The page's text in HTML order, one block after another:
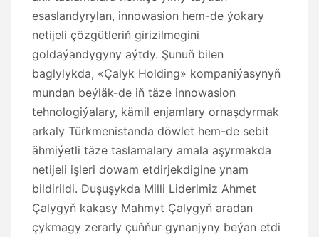
esaslandyrylan, innowasion hem-de ýokary
netijeli çözgütleriň girizilmegini
goldaýandygyny aýtdy. Şunuň bilen
baglylykda, «Çalyk Holding» kompaniýasynyň
mundan beýläk-de iň täze innowasion
tehnologiýalary, kämil enjamlary ornaşdyrmak
arkaly Türkmenistanda döwlet hem-de sebit
ähmiýetli täze taslamalary amala aşyrmakda
netijeli işleri dowam etdirjekdigine ynam
bildirildi. Duşuşykda Milli Liderimiz Ahmet
Çalygyň kakasy Mahmyt Çalygyň aradan
çykmagy zerarly çuňňur gynanjyny beýan etdi